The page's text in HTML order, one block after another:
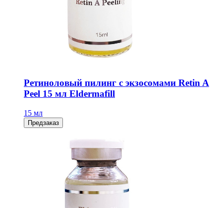
Pетиноловый пилинг с экзосомами Retin A
Peel 15 мл Eldermafill
15 мл
Предзаказ